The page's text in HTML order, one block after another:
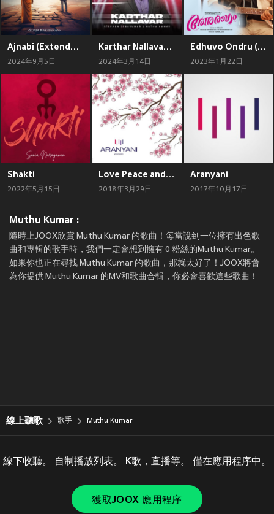
Ajnabi (Extended Version)
2024年9月5日
Karthar Nallavar (feat. Muthu Kumar)
2024年3月14日
Edhuvo Ondru (From "Anuragam")
2023年1月22日
Shakti
2022年5月15日
Love Peace and Happiness Across the Silk Route
2018年3月29日
Aranyani
2017年10月17日
Muthu Kumar :
隨時上JOOX欣賞 Muthu Kumar 的歌曲！每當說到一位擁有出色歌
曲和專輯的歌手時，我們一定會想到擁有 0 粉絲的Muthu Kumar。
如果你也正在尋找 Muthu Kumar 的歌曲，那就太好了！JOOX將會
為你提供 Muthu Kumar 的MV和歌曲合輯，你必會喜歡這些歌曲！
線上聽歌 歌手 Muthu Kumar
線下收聽。 自制播放列表。 K歌，直播等。 僅在應用程序中。
獲取JOOX 應用程序